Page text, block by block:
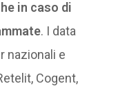
in caso di
. I data
nazionali e
Cogent,